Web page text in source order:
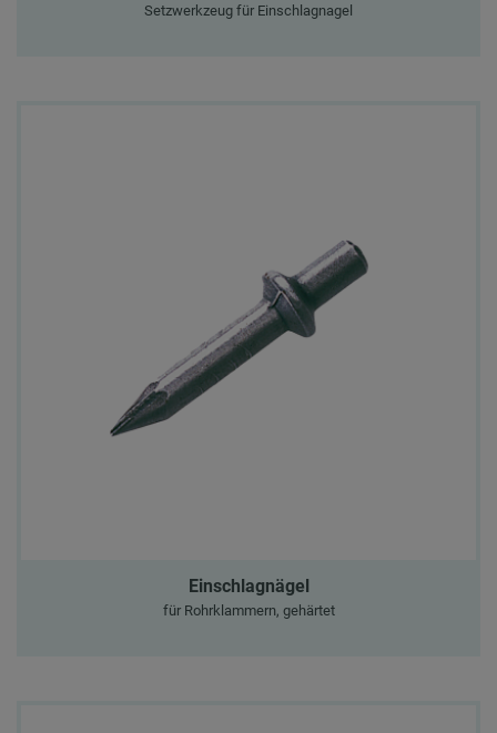
Setzwerkzeug für Einschlagnagel
Einschlagnägel
für Rohrklammern, gehärtet